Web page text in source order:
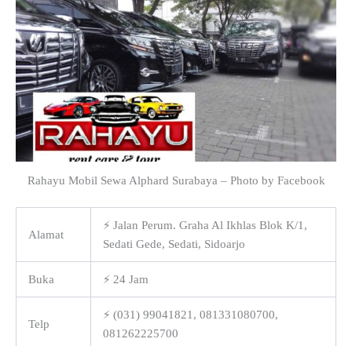
Rahayu Mobil Sewa Alphard Surabaya – Photo by Facebook
Alamat
⚡ Jalan Perum. Graha Al Ikhlas Blok K/1,
Sedati Gede, Sedati, Sidoarjo
Buka ⚡ 24 Jam
Telp
⚡ (031) 99041821, 081331080700,
081262225700